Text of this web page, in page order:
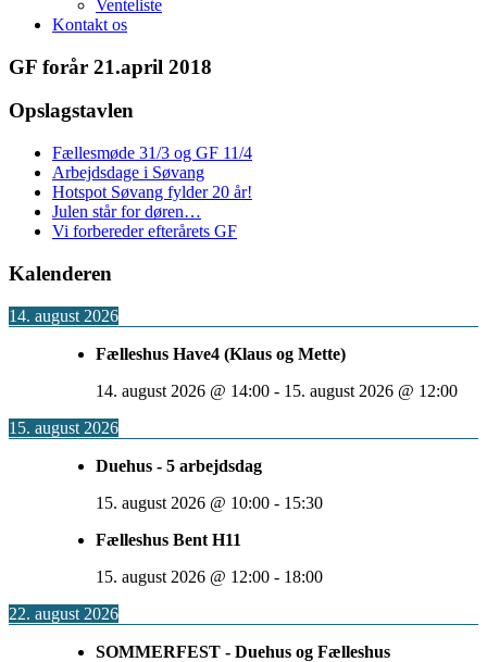
Venteliste
Kontakt os
GF forår 21.april 2018
Opslagstavlen
Fællesmøde 31/3 og GF 11/4
Arbejdsdage i Søvang
Hotspot Søvang fylder 20 år!
Julen står for døren…
Vi forbereder efterårets GF
Kalenderen
14. august 2026
Fælleshus Have4 (Klaus og Mette)
14. august 2026 @ 14:00 - 15. august 2026 @ 12:00
15. august 2026
Duehus - 5 arbejdsdag
15. august 2026 @ 10:00 - 15:30
Fælleshus Bent H11
15. august 2026 @ 12:00 - 18:00
22. august 2026
SOMMERFEST - Duehus og Fælleshus